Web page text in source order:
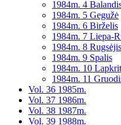
1984m. 4
1984m. 5 Gegužė
1984m. 6 Birželis
1984m. 7 Liepa-
1984m. 8 Rugsėjis
1984m. 9 Spalis
1984m. 10
1984m. 11
Vol. 36 1985m.
Vol. 37 1986m.
Vol. 38 1987m.
Vol. 39 1988m.